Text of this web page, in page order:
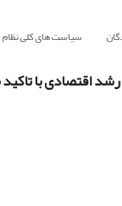
سیاست های کلی نظام
اقتصادی با تاکید